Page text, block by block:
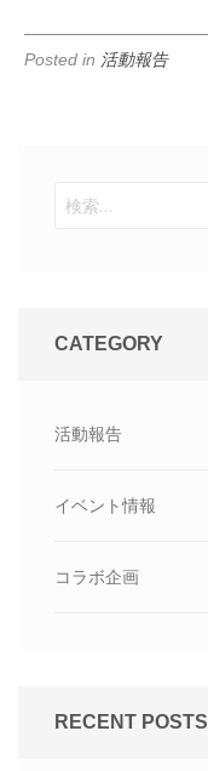
Posted in 活動報告
CATEGORY
活動報告
イベント情報
コラボ企画
RECENT POSTS